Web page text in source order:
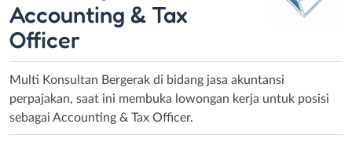
Accounting & Tax
Officer
Multi Konsultan Bergerak di bidang jasa akuntansi
perpajakan, saat ini membuka lowongan kerja untuk posisi
sebagai Accounting & Tax Officer.